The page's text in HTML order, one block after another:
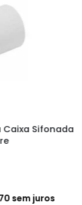
Sifonada
juros